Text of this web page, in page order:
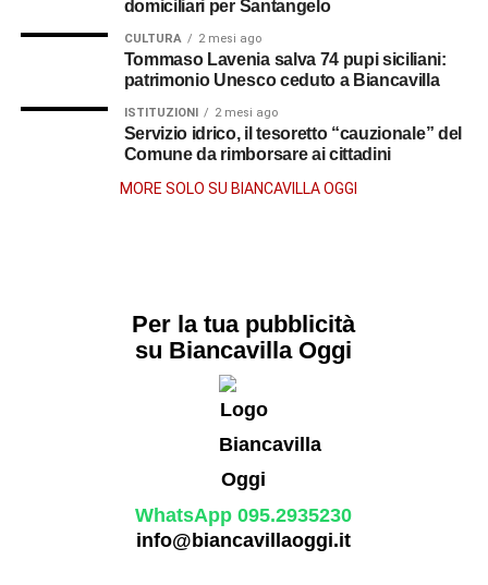
domiciliari per Santangelo
CULTURA 2 mesi ago
Tommaso Lavenia salva 74 pupi siciliani:
patrimonio Unesco ceduto a Biancavilla
ISTITUZIONI 2 mesi ago
Servizio idrico, il tesoretto “cauzionale” del
Comune da rimborsare ai cittadini
MORE SOLO SU BIANCAVILLA OGGI
Per la tua pubblicità
su Biancavilla Oggi
WhatsApp 095.2935230
info@biancavillaoggi.it